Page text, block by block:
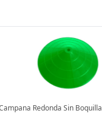
Redonda Sin Boquilla